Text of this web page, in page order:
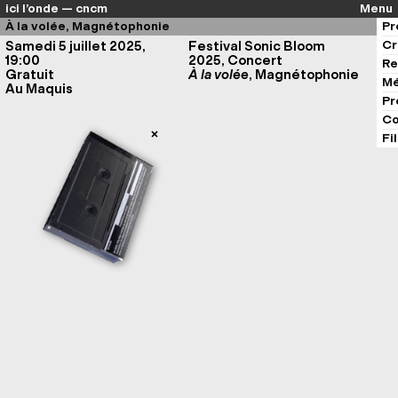
ici l’onde — cncm
Menu
À la volée, Magnétophonie
Samedi 5 juillet 2025,
19:00
Gratuit
Au Maquis
Festival Sonic Bloom
2025, Concert
À la volée, Magnétophonie